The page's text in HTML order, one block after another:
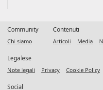
Community
Chi siamo
Contenuti
Articoli Media
Legalese
Note legali Privacy Cookie Policy
Social